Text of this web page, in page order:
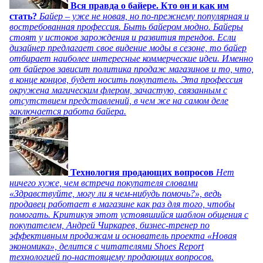
Вся правда о байере. Кто он и как им
стать? Байер – уже не новая, но по-прежнему популярная и
востребованная профессия. Быть байером модно. Байеры
стоят у истоков зарождения и развития трендов. Если
дизайнер предлагает свое видение моды в сезоне, то байер
отбирает наиболее интересные коммерческие идеи. Именно
от байеров зависит политика продаж магазинов и то, что,
в конце концов, будет носить покупатель. Эта профессия
окружена магическим флером, зачастую, связанным с
отсутствием представлений, в чем же на самом деле
заключается работа байера.
Технология продающих вопросов Нет
ничего хуже, чем встреча покупателя словами
«Здравствуйте, могу ли я чем-нибудь помочь?», ведь
продавец работает в магазине как раз для того, чтобы
помогать. Критикуя этот устоявшийся шаблон общения с
покупателем, Андрей Чиркарев, бизнес-тренер по
эффективным продажам и основатель проекта «Новая
экономика», делится с читателями Shoes Report
технологией по-настоящему продающих вопросов.